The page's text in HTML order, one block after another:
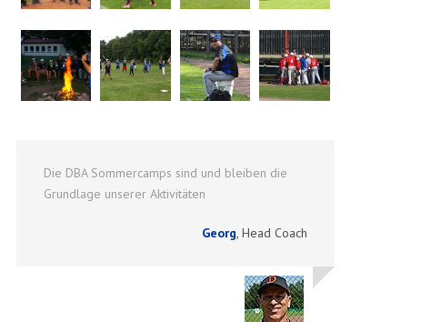
Die DBA Sommercamps sind und bleiben die
Grundlage unserer Aktivitäten
Georg, Head Coach